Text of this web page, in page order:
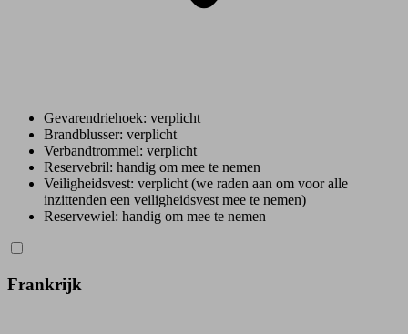
Gevarendriehoek: verplicht
Brandblusser: verplicht
Verbandtrommel: verplicht
Reservebril: handig om mee te nemen
Veiligheidsvest: verplicht (we raden aan om voor alle
inzittenden een veiligheidsvest mee te nemen)
Reservewiel: handig om mee te nemen
Frankrijk